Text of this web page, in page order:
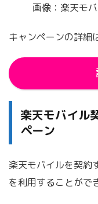
画像：楽天モ
キャンペーンの詳細
楽天モバイル
ペーン
楽天モバイルを契約
を利用することがで